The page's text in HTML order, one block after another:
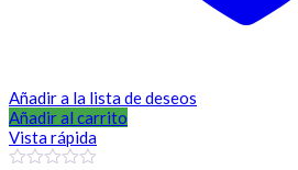
Añadir a la lista de deseos
Añadir al carrito
Vista rápida